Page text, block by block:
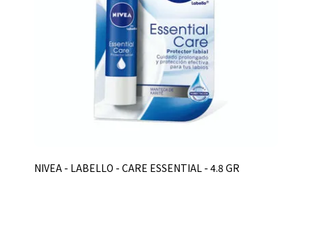
NIVEA - LABELLO - CARE ESSENTIAL - 4.8 GR